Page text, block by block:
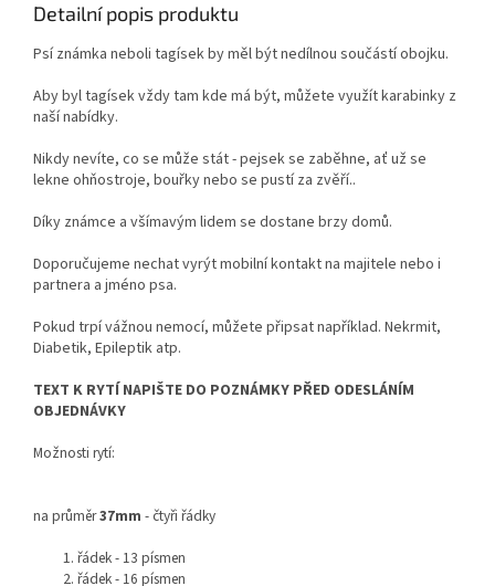
Detailní popis produktu
Psí známka neboli tagísek by měl být nedílnou součástí obojku.
Aby byl tagísek vždy tam kde má být, můžete využít karabinky z
naší nabídky.
Nikdy nevíte, co se může stát - pejsek se zaběhne, ať už se
lekne ohňostroje, bouřky nebo se pustí za zvěří..
Díky známce a všímavým lidem se dostane brzy domů.
Doporučujeme nechat vyrýt mobilní kontakt na majitele nebo i
partnera a jméno psa.
Pokud trpí vážnou nemocí, můžete připsat například. Nekrmit,
Diabetik, Epileptik atp.
TEXT K RYTÍ NAPIŠTE DO POZNÁMKY PŘED ODESLÁNÍM
OBJEDNÁVKY
Možnosti rytí:
na průměr37mm - čtyři řádky
řádek - 13 písmen
řádek - 16 písmen